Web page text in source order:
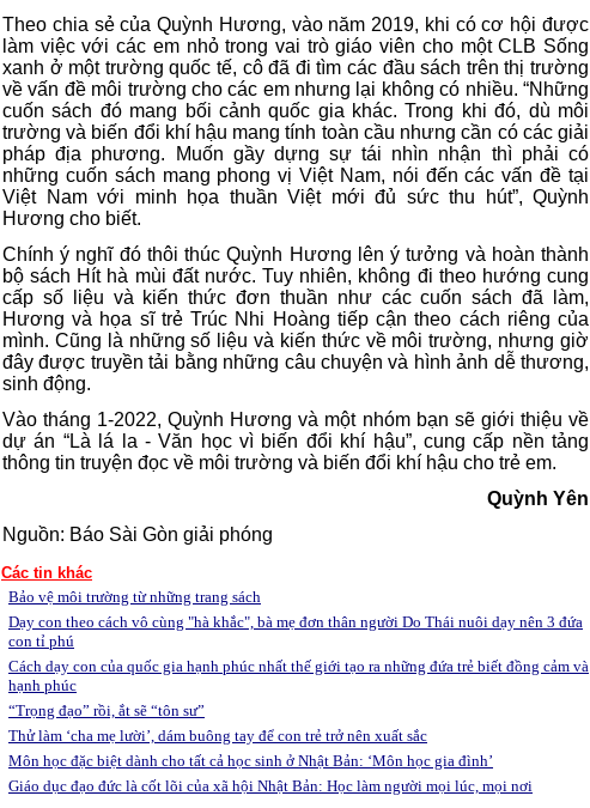
Theo chia sẻ của Quỳnh Hương, vào năm 2019, khi có cơ hội được
làm việc với các em nhỏ trong vai trò giáo viên cho một CLB Sống
xanh ở một trường quốc tế, cô đã đi tìm các đầu sách trên thị trường
về vấn đề môi trường cho các em nhưng lại không có nhiều. “Những
cuốn sách đó mang bối cảnh quốc gia khác. Trong khi đó, dù môi
trường và biến đổi khí hậu mang tính toàn cầu nhưng cần có các giải
pháp địa phương. Muốn gầy dựng sự tái nhìn nhận thì phải có
những cuốn sách mang phong vị Việt Nam, nói đến các vấn đề tại
Việt Nam với minh họa thuần Việt mới đủ sức thu hút”, Quỳnh
Hương cho biết.
Chính ý nghĩ đó thôi thúc Quỳnh Hương lên ý tưởng và hoàn thành
bộ sách Hít hà mùi đất nước. Tuy nhiên, không đi theo hướng cung
cấp số liệu và kiến thức đơn thuần như các cuốn sách đã làm,
Hương và họa sĩ trẻ Trúc Nhi Hoàng tiếp cận theo cách riêng của
mình. Cũng là những số liệu và kiến thức về môi trường, nhưng giờ
đây được truyền tải bằng những câu chuyện và hình ảnh dễ thương,
sinh động.
Vào tháng 1-2022, Quỳnh Hương và một nhóm bạn sẽ giới thiệu về
dự án “Là lá la - Văn học vì biến đổi khí hậu”, cung cấp nền tảng
thông tin truyện đọc về môi trường và biến đổi khí hậu cho trẻ em.
Quỳnh Yên
Nguồn: Báo Sài Gòn giải phóng
Các tin khác
Bảo vệ môi trường từ những trang sách
Dạy con theo cách vô cùng "hà khắc", bà mẹ đơn thân người Do Thái nuôi dạy nên 3 đứa
con tỉ phú
Cách dạy con của quốc gia hạnh phúc nhất thế giới tạo ra những đứa trẻ biết đồng cảm và
hạnh phúc
“Trọng đạo” rồi, ắt sẽ “tôn sư”
Thử làm ‘cha mẹ lười’, dám buông tay để con trẻ trở nên xuất sắc
Môn học đặc biệt dành cho tất cả học sinh ở Nhật Bản: ‘Môn học gia đình’
Giáo dục đạo đức là cốt lõi của xã hội Nhật Bản: Học làm người mọi lúc, mọi nơi